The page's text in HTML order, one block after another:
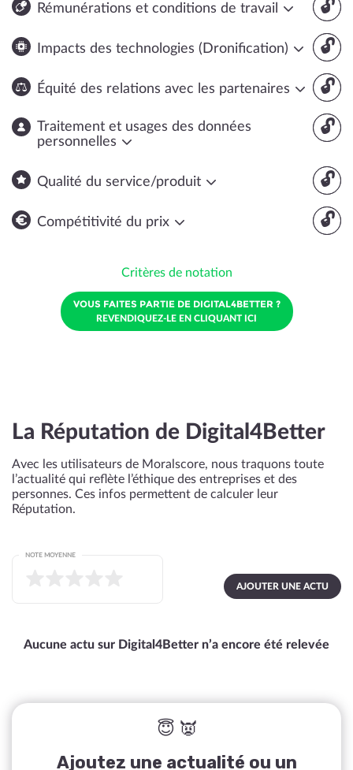
🔓
Rémunérations et conditions de travail
🔓
Impacts des technologies (Dronification)
🔓
Équité des relations avec les partenaires
🔓
Traitement et usages des données
personnelles
🔓
Qualité du service/produit
🔓
Compétitivité du prix
Critères de notation
VOUS FAITES PARTIE DE DIGITAL4BETTER ?
REVENDIQUEZ-LE EN CLIQUANT ICI
La Réputation de Digital4Better
Avec les utilisateurs de Moralscore, nous traquons toute
l’actualité qui reflète l’éthique des entreprises et des
personnes. Ces infos permettent de calculer leur
Réputation.
AJOUTER UNE ACTU
NOTE MOYENNE
Aucune actu sur Digital4Better n’a encore été relevée
😇 👿
Ajoutez une actualité ou un